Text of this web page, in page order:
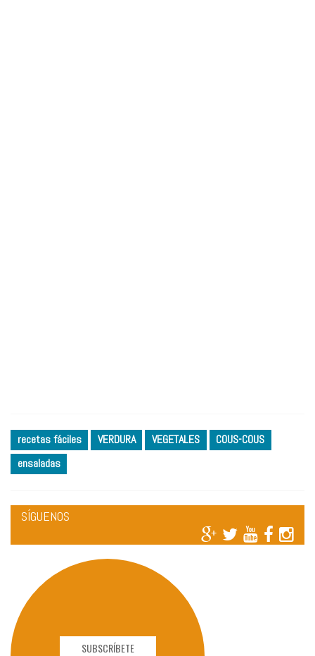
recetas fáciles VERDURA VEGETALES
COUS-COUS
ensaladas
SÍGUENOS
SUBSCRÍBETE